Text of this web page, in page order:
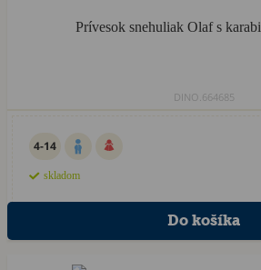
Prívesok snehuliak Olaf s
DINO.664685
4-14
skladom